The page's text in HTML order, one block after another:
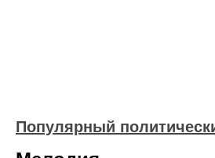
Популярный